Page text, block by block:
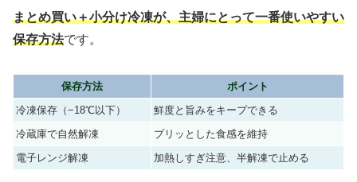
まとめ買い＋小分け冷凍が、主婦にとって一番使いやすい
保存方法です。
保存方法
ポイント
冷凍保存（−18℃以下）
鮮度と旨みをキープできる
冷蔵庫で自然解凍
プリッとした食感を維持
電子レンジ解凍
加熱しすぎ注意、半解凍で止める